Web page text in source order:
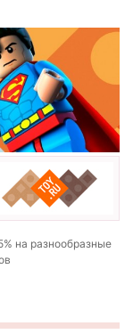
на разнообразные